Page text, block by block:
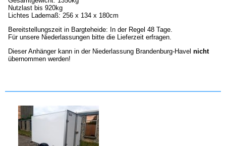
Nutzlast bis 920kg
Lichtes Lademaß: 256 x 134 x 180cm
Bereitstellungszeit in Bargteheide: In der Regel 48 Tage.
Für unsere Niederlassungen bitte die Lieferzeit erfragen.
Dieser Anhänger kann in der Niederlassung Brandenburg-Havel nicht
übernommen werden!